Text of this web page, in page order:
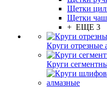
Щетки
Щетки
+ ЕЩЕ 3
Круги отрезные
Круги